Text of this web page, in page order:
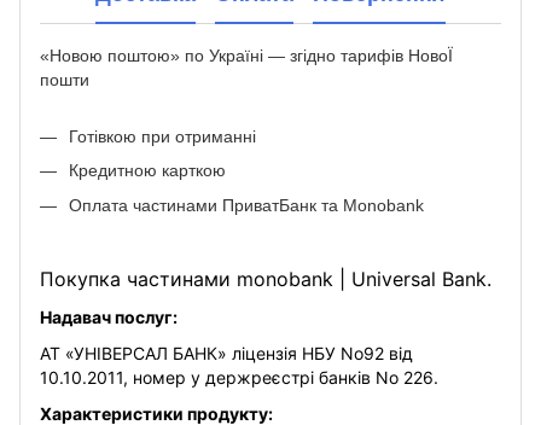
«Новою поштою» по Україні — згідно тарифів НовоЇ
пошти
Готівкою при отриманні
Кредитною карткою
Оплата частинами ПриватБанк та Monobank
Покупка частинами monobank | Universal Bank.
Надавач послуг:
АТ «УНІВЕРСАЛ БАНК» ліцензія НБУ No92 від
10.10.2011, номер у держреєстрі банків No 226.
Характеристики продукту: